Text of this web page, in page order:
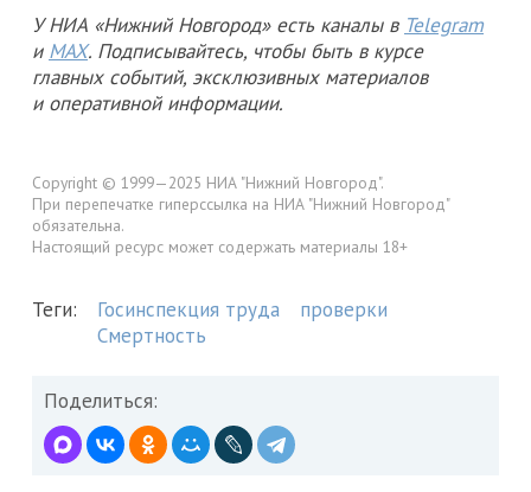
У НИА «Нижний Новгород» есть каналы в Telegram
и MAX. Подписывайтесь, чтобы быть в курсе
главных событий, эксклюзивных материалов
и оперативной информации.
Copyright © 1999—2025 НИА "Нижний Новгород".
При перепечатке гиперссылка на НИА "Нижний Новгород"
обязательна.
Настоящий ресурс может содержать материалы 18+
Теги: Госинспекция труда
проверки
Смертность
Поделиться: